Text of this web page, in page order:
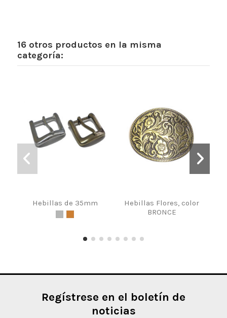
16 otros productos en la misma
categoría:
Hebillas de 35mm
Hebillas Flores, color
BRONCE
Regístrese en el boletín de
noticias